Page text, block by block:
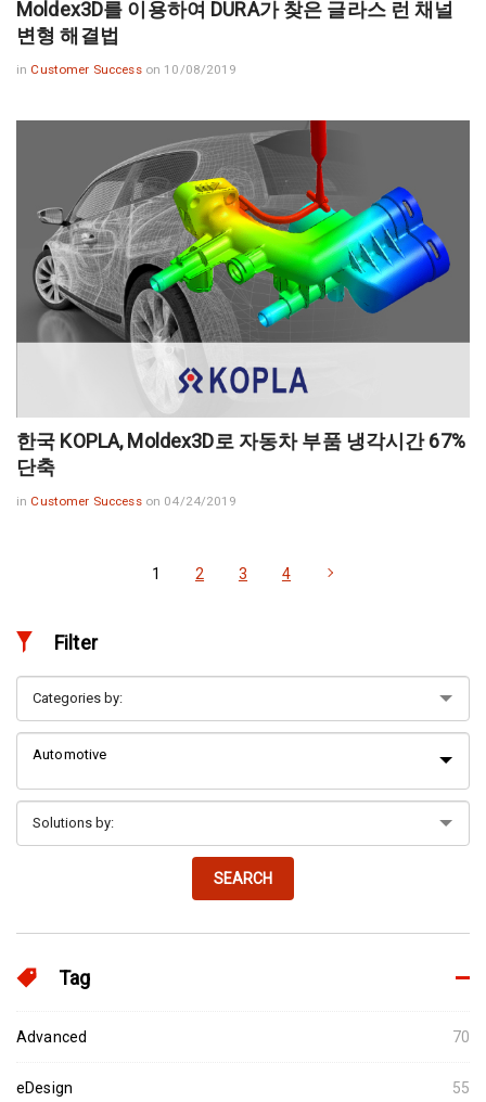
Moldex3D를 이용하여 DURA가 찾은 글라스 런 채널
변형 해결법
in Customer Success on 10/08/2019
한국 KOPLA, Moldex3D로 자동차 부품 냉각시간 67%
단축
in Customer Success on 04/24/2019
1 2 3 4
Filter
Automotive
SEARCH
Tag
Advanced 70
eDesign 55